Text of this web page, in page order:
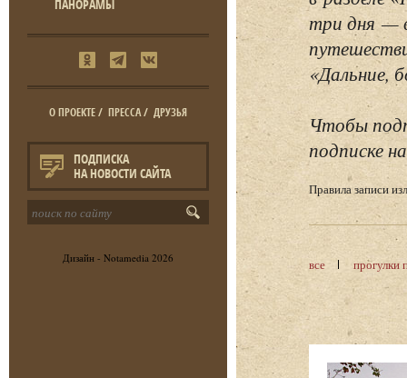
ПАНОРАМЫ
О ПРОЕКТЕ/ ПРЕССА/ ДРУЗЬЯ
ПОДПИСКА
НА НОВОСТИ САЙТА
Дизайн - Notamedia 2026
три дня —
«Дальние,
Чтобы
подписке
Правила записи
все прогулки